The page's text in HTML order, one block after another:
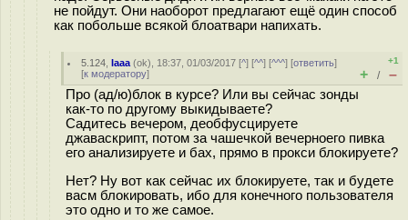
не пойдут. Они наоборот предлагают ещё один способ
как побольше всякой блоатвари напихать.
5.124 ,Iaaa (ok), 18:37, 01/03/2017 [^] [^^] [^^^] [ответить]
[к модератору]
+1
+ / –
Про (ад/ю)блок в курсе? Или вы сейчас зонды
как-то по другому выкидываете?
Садитесь вечером, деобфусцируете
джаваскрипт, потом за чашечкой вечерноего пивка
его анализируете и бах, прямо в прокси блокируете?
Нет? Ну вот как сейчас их блокируете, так и будете
васм блокировать, ибо для конечного пользователя
это одно и то же самое.